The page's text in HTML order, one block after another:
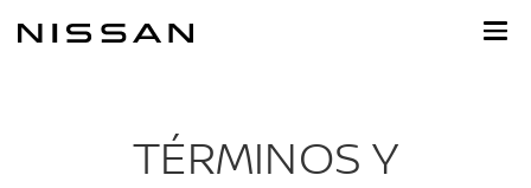
TÉRMINOS Y